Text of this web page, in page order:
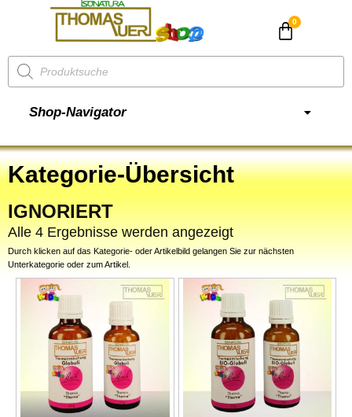
Shop-Navigator
Kategorie-Übersicht
IGNORIERT
Alle 4 Ergebnisse werden angezeigt
Durch klicken auf das Kategorie- oder Artikelbild gelangen Sie zur nächsten
Unterkategorie oder zum Artikel.